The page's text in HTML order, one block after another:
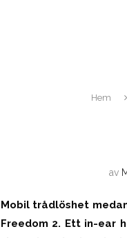
Hem
av
Mobil trådlöshet
Freedom 2. Ett in-ear